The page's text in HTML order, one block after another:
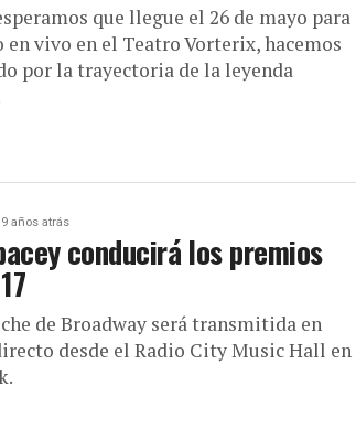
que llegue el 26 de mayo para
vivo en el Teatro Vorterix, hacemos
por la trayectoria de la leyenda
9 años atrás
conducirá los premios
de Broadway será transmitida en
desde el Radio City Music Hall en